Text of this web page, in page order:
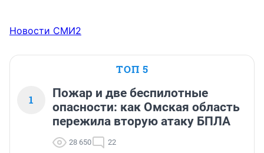
Новости СМИ2
ТОП 5
1
Пожар и две беспилотные
опасности: как Омская область
пережила вторую атаку БПЛА
28 650 22